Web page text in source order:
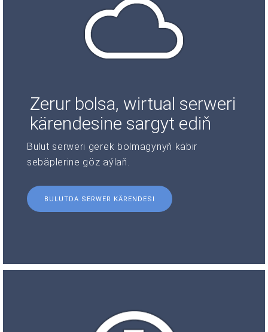
Zerur bolsa, wirtual serweri
kärendesine sargyt ediň
Bulut serweri gerek bolmagynyň käbir
sebäplerine göz aýlaň.
BULUTDA SERWER KÄRENDESI